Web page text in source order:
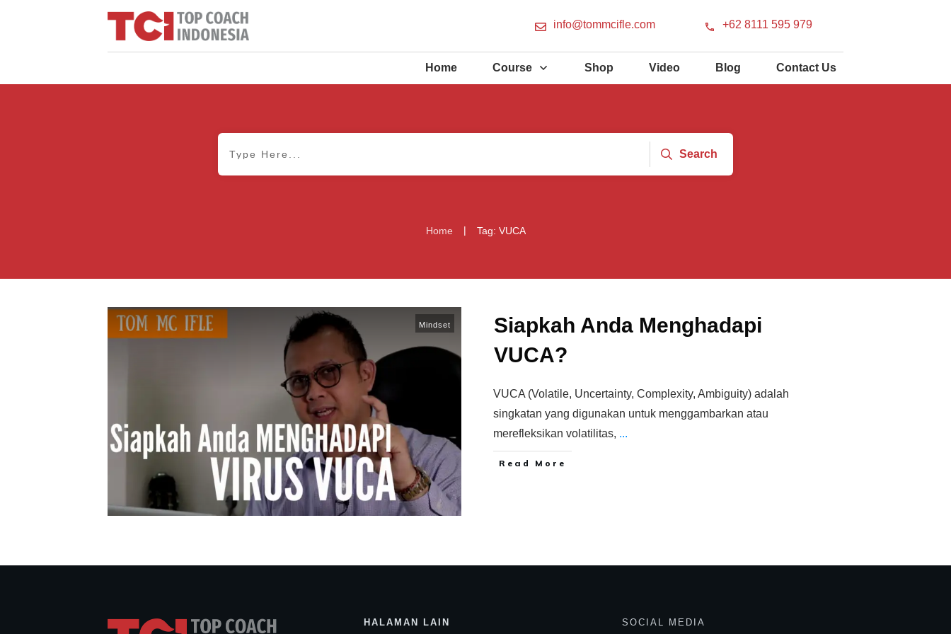
info@tommcifle.com +62 8111 595 979
Home Course Shop Video Blog Contact Us
Search
Home | Tag: VUCA
Mindset
Siapkah Anda Menghadapi
VUCA?
VUCA (Volatile, Uncertainty, Complexity, Ambiguity) adalah
singkatan yang digunakan untuk menggambarkan atau
merefleksikan volatilitas, ...
Read More
HALAMAN LAIN SOCIAL MEDIA